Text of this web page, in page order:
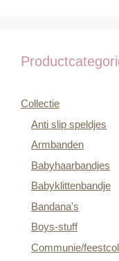
Collectie
Anti slip speldjes
Armbanden
Babyhaarbandjes
Babyklittenbandje
Bandana's
Boys-stuff
Communie/